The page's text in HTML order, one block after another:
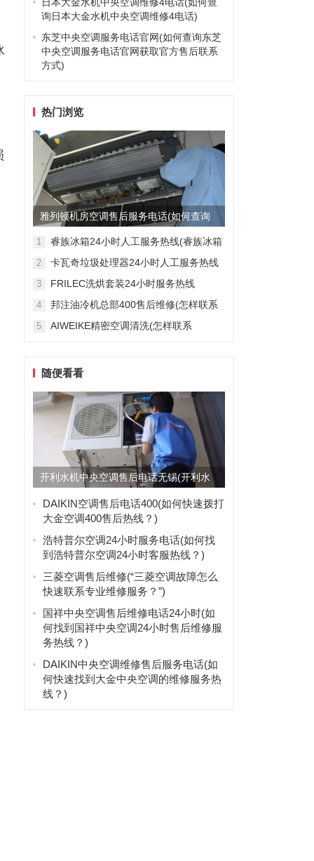
询日本大金水机中央空调维修4电话)
东芝中央空调服务电话官网(如何查询东芝
中央空调服务电话官网获取官方售后联系
方式)
热门浏览
雅列顿机房空调售后服务电话(如何查询
雅列顿机房空调售后服务电...
1
睿族冰箱24小时人工服务热线(睿族冰箱
2
卡瓦奇垃圾处理器24小时人工服务热线
是多少？)
3
FRILEC洗烘套装24小时服务热线
少？)
4
邦注油冷机总部400售后维修(怎样联系
5
AIWEIKE精密空调清洗(怎样联系
随便看看
开利水机中央空调售后电话无锡(开利水
机中央空调售后电话无锡是...
DAIKIN空调售后电话400(如何快速拨打
大金空调400售后热线？)
浩特普尔空调24小时服务电话(如何找
到浩特普尔空调24小时客服热线？)
三菱空调售后维修(“三菱空调故障怎么
快速联系专业维修服务？”)
国祥中央空调售后维修电话24小时(如
何找到国祥中央空调24小时售后维修服
务热线？)
DAIKIN中央空调维修售后服务电话(如
何快速找到大金中央空调的维修服务热
线？)